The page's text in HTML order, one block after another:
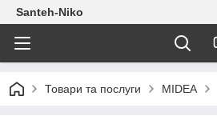
Santeh-Niko
Товари та послуги MIDEA